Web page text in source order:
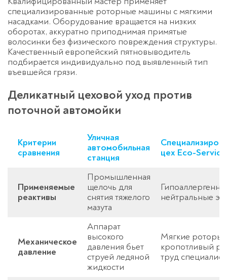
специализированные роторные машины с мягкими
насадками. Оборудование вращается на низких
оборотах, аккуратно приподнимая примятые
волосинки без физического повреждения структуры.
Качественный европейский пятновыводитель
подбирается индивидуально под выявленный тип
въевшейся грязи.
Деликатный цеховой уход против
поточной автомойки
Критерии
сравнения
Уличная
автомобильная
станция
цех Eco-Service
Применяемые
реактивы
Промышленная
щелочь для
снятия тяжелого
мазута
нейтральные
Механическое
давление
Аппарат
высокого
давления бьет
струей ледяной
жидкости
Мягкие роторы,
кропотливый
труд